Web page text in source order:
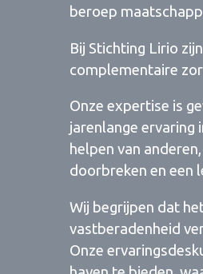
beroep
Bij Stichting Lirio
complementaire
Onze expertise is
jarenlange ervaring
helpen van
doorbreken en een
Wij begrijpen dat
vastberadenheid
Onze